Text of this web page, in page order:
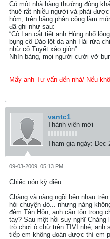
Có một nhà hàng thường đông
thuê rất nhiều người và phải
hôm, trên bảng phân công làm
đã ghi như sau:
“Cô Lan cắt tiết anh Hùng nhổ
bụng cô Đào lột da anh Hải rửa
nhừ cô Tuyết xào giòn”.
Nhìn bảng, mọi người cười vỡ
Mấy anh Tư vấn đến nhà/ Nếu
vantc1
Thành viên mới
Tham gia ngày: Dec
09-03-2009, 05:13 PM
Chiếc nón kỳ diệu
Chàng và nàng ngồi bên nhau
hỏi chuyện đó... nhưng nàng
đêm Tân Hôn, anh cần tôn trọng
tay? Sau một hồi suy nghĩ
trò chơi ô chữ trên TIVI nhé, anh
tiếp em không đoán được thì em